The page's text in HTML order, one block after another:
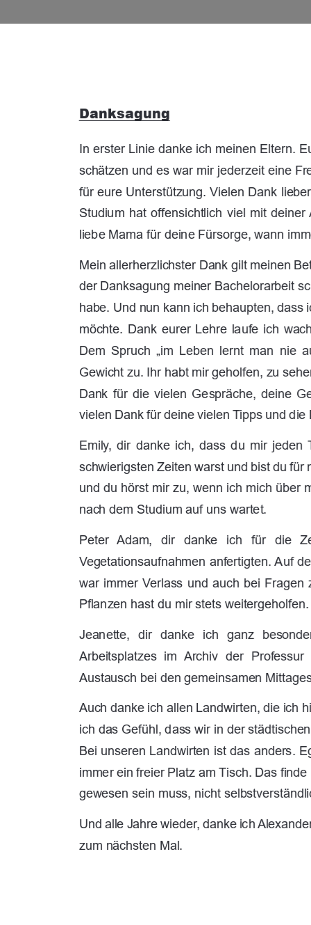
Danksagung
In erster Linie danke ich meinen Eltern.
schätzen und es war mir jederzeit eine
für eure Unterstützung. Vielen Dank
Studium hat offensichtlich viel mit
liebe Mama für deine Fürsorge, wann
Mein allerherzlichster Dank gilt meinen
der Danksagung meiner Bachelorarbeit
habe. Und nun kann ich behaupten,
möchte.  Dank  eurer  Lehre  laufe  ich
Dem  Spruch  „im  Leben  lernt  man  nie
Gewicht zu. Ihr habt mir geholfen, zu
Dank  für  die  vielen  Gespräche,  deine
vielen Dank für deine vielen Tipps und
Emily,  dir  danke  ich,  dass  du  mir
schwierigsten Zeiten warst und bist du
und du hörst mir zu, wenn ich mich über
nach dem Studium auf uns wartet.
Peter   Adam,   dir   danke   ich   für   die
Vegetationsaufnahmen anfertigten. Auf
war immer Verlass und auch bei
Pflanzen hast du mir stets
Jeanette,  dir  danke  ich  ganz
Arbeitsplatzes  im  Archiv  der
Austausch bei den gemeinsamen
Auch danke ich allen Landwirten, die ich
ich das Gefühl, dass wir in der
Bei unseren Landwirten ist das anders.
immer ein freier Platz am Tisch. Das
gewesen sein muss, nicht
Und alle Jahre wieder, danke ich
zum nächsten Mal.